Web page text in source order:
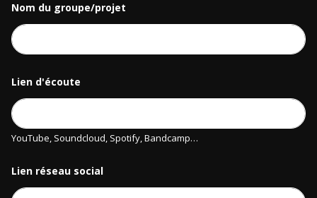
Nom du groupe/projet
Lien d'écoute
YouTube, Soundcloud, Spotify, Bandcamp…
Lien réseau social